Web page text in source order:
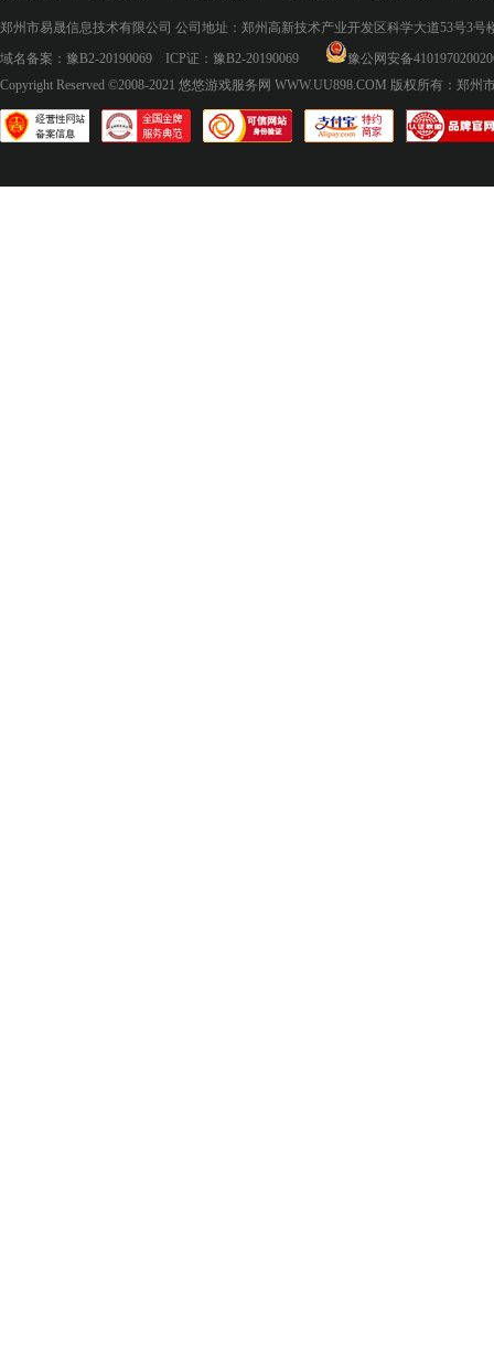
郑州市易晟信息技术有限公司 公司地址：郑州高新技术产业开发区科学大道53号3号
域名备案： 豫B2-20190069 ICP证： 豫B2-20190069
豫公网安备
Copyright Reserved ©2008-2021 悠悠游戏服务网 WWW.UU898.COM 版权所有：郑州